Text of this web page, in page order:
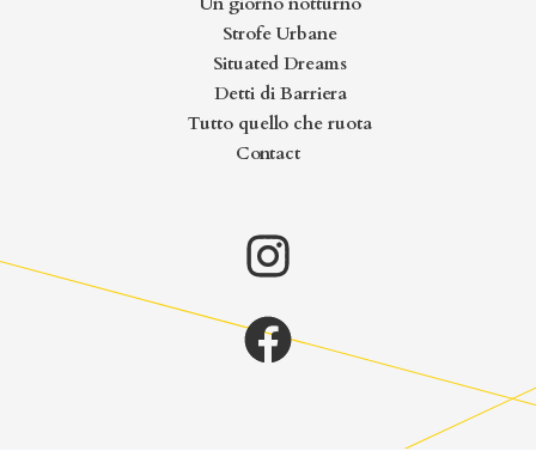
Un giorno notturno
Strofe Urbane
Situated Dreams
Detti di Barriera
Tutto quello che ruota
Contact